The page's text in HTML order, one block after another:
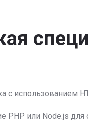
с использованием
PHP или Node.js